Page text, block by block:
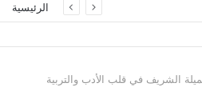
الرئيسية
الشريف في قلب الأدب والتربية